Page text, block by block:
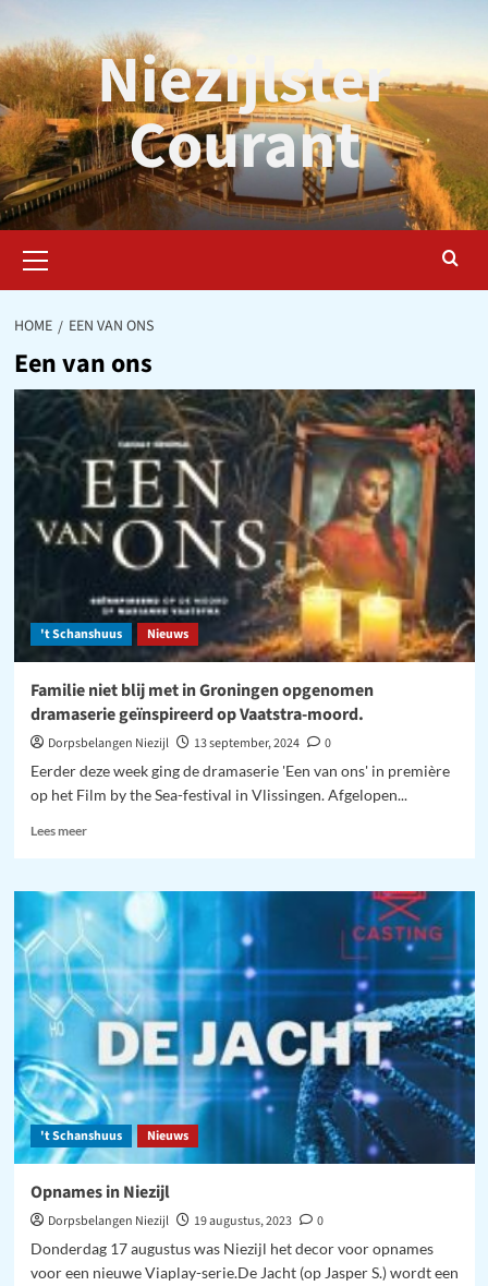
naar
de
inhoud
Niezijlster
Courant
menu
HOME EEN VAN ONS
Een van ons
't Schanshuus Nieuws
Familie niet blij met in Groningen opgenomen
dramaserie geïnspireerd op Vaatstra-moord.
Dorpsbelangen Niezijl 13 september, 2024
0
Eerder deze week ging de dramaserie 'Een van ons' in première
op het Film by the Sea-festival in Vlissingen. Afgelopen...
Lees meerLees
Familie
niet
met
in
Groningen
opgenomen
dramaserie
geïnspireerd
op
Vaatstra-
moord.
't Schanshuus Nieuws
Opnames in Niezijl
Dorpsbelangen Niezijl 19 augustus, 2023
0
Donderdag 17 augustus was Niezijl het decor voor opnames
voor een nieuwe Viaplay-serie.De Jacht (op Jasper S.) wordt een